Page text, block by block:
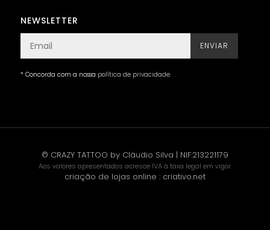
NEWSLETTER
ENVIAR
* Concorda com a nossa política de privacidade.
© CRAZY TATTOO by Cláudio Silva | NIF:213221179
Aos valores apresentados acresce IVA à taxa legal em vigor.
criação de lojas online : criativo.net